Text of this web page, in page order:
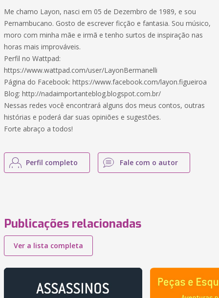
Me chamo Layon, nasci em 05 de Dezembro de 1989, e sou
Pernambucano. Gosto de escrever ficção e fantasia. Sou músico,
moro com minha mãe e irmã e tenho surtos de inspiração nas
horas mais improváveis.
Perfil no Wattpad:
https://www.wattpad.com/user/LayonBermanelli
Página do Facebook: https://www.facebook.com/layon.figueiroa
Blog: http://nadaimportanteblog.blogspot.com.br/
Nessas redes você encontrará alguns dos meus contos, outras
histórias e poderá dar suas opiniões e sugestões.
Forte abraço a todos!
Perfil completo Fale com o autor
Publicações relacionadas
Ver a lista completa